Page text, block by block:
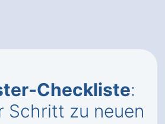
Checkliste:
Schritt zu neuen